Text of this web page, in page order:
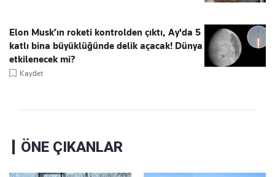
Elon Musk’ın roketi kontrolden çıktı, Ay'da 5
katlı bina büyüklüğünde delik açacak! Dünya
etkilenecek mi?
Kaydet
ÖNE ÇIKANLAR